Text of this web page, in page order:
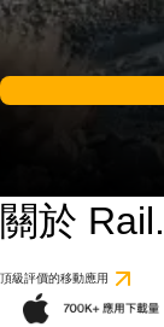
關於
頂級評價的移動應用